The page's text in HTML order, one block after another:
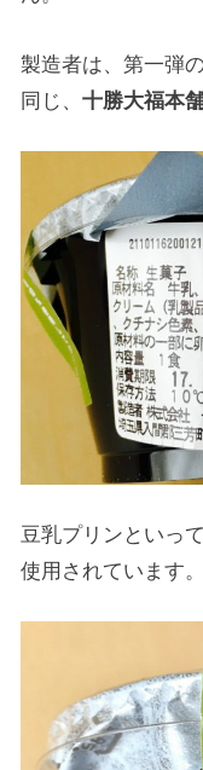
製造者は、第一弾
同じ、十勝大福本
豆乳プリンといっ
使用されています。